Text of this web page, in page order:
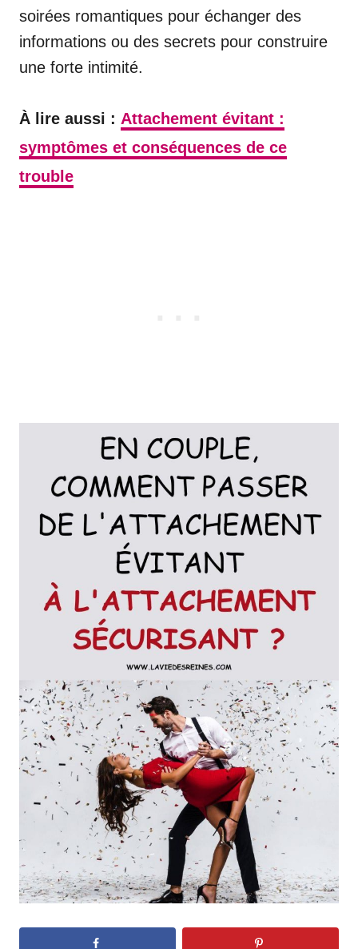
soirées romantiques pour échanger des
informations ou des secrets pour construire
une forte intimité.
À lire aussi : Attachement évitant :
symptômes et conséquences de ce
trouble